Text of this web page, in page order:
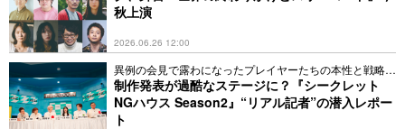
秋上演
2026.06.26 12:00
異例の会見で露わになったプレイヤーたちの本性と戦略と
は
制作発表が過酷なステージに？『シークレット
NGハウス Season2』“リアル記者”の潜入レポー
ト